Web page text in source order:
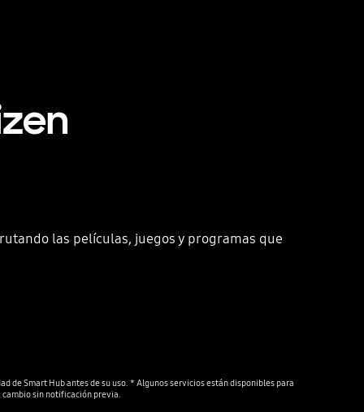
las películas, juegos y programas que
de Smart Hub antes de su uso. * Algunos servicios están disponibles para